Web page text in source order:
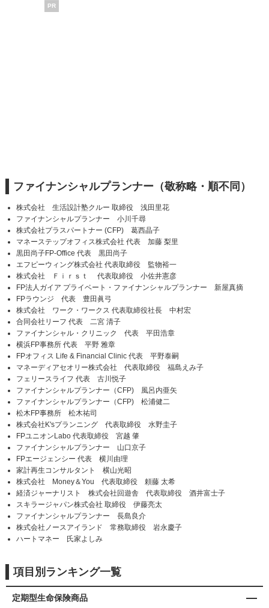
PR
ファイナンシャルプランナー（敬称略・順不同）
株式会社 生活設計塾クルー 取締役 浅田里花
ファイナンシャルプランナー 小川千尋
株式会社プラスパートナー (CFP) 葛西晶子
マネーステップオフィス株式会社 代表 加藤 梨里
黒田尚子FP-Office 代表 黒田尚子
エフピーウィング株式会社 代表取締役 監物裕一
株式会社 Ｆｉｒｓｔ 代表取締役 小佐井憲彦
FP法人ガイア プライベート・ファイナンシャルプランナー 新屋真摘
FPラウンジ 代表 豊田眞弓
株式会社 ワーク・ワークス 代表取締役社長 中村宏
合同会社リーフ 代表 二宮 清子
ファイナンシャル・クリニック 代表 平田浩章
横浜FP事務所 代表 平野 雅章
FPオフィス Life & Financial Clinic 代表 平野泰嗣
マネーディアセオリー株式会社 代表取締役 福島えみ子
フェリースライフ 代表 古川悦子
ファイナンシャルプランナー（CFP) 風呂内亜矢
ファイナンシャルプランナー（CFP) 松浦健二
松木FP事務所 松木祐司
株式会社K'sプランニング 代表取締役 水野圭子
FPユニオンLabo 代表取締役 宮越 肇
ファイナンシャルプランナー 山口京子
FPエージェンシー 代表 横川由理
家計再生コンサルタント 横山光昭
株式会社 Money＆You 代表取締役 頼藤 太希
経済ジャーナリスト 株式会社回遊舎 代表取締役 酒井富士子
スキラージャパン株式会社 取締役 伊藤亮太
ファイナンシャルプランナー 長島良介
株式会社ノースアイランド 常務取締役 岩永慶子
ハートマネー 氏家よしみ
項目別ランキング一覧
定期型生命保険商品